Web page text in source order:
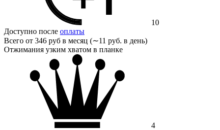
10
Доступно после оплаты
Всего от 346 руб в месяц (∼11 руб. в день)
Отжимания узким хватом в планке
4